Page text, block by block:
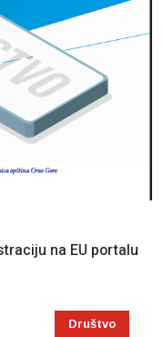
na EU portalu
Društvo